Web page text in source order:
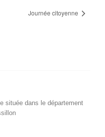
Journée citoyenne
située dans le département